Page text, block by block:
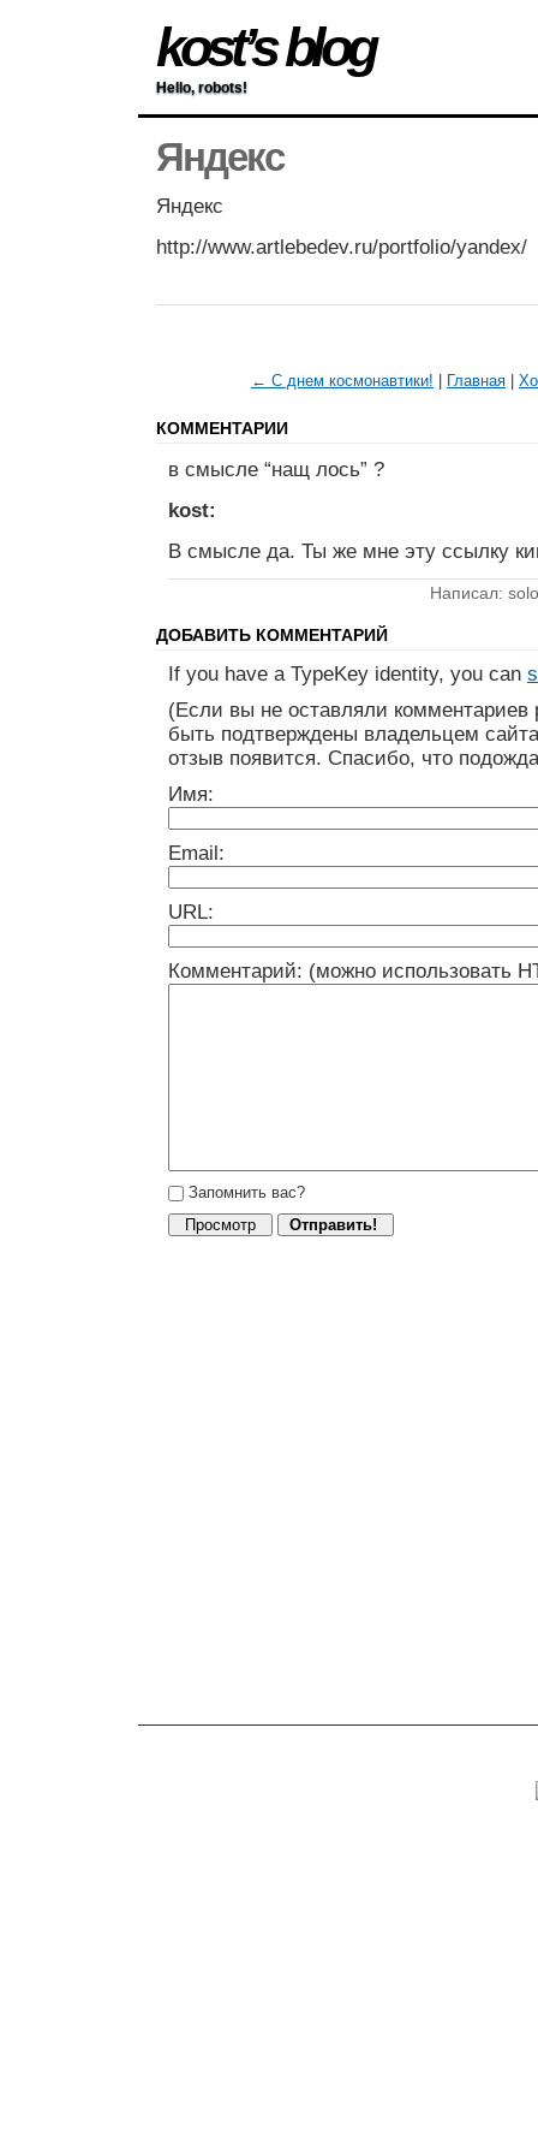
kost’s blog
Hello, robots!
Яндекс
Яндекс
http://www.artlebedev.ru/portfolio/yandex/
← С днем космонавтики! Главная
КОММЕНТАРИИ
в смысле “нащ лось” ?
kost:
В смысле да. Ты же мне эту ссылку
Написал:
ДОБАВИТЬ КОММЕНТАРИЙ
If you have a TypeKey identity, you can
(Если вы не оставляли
быть подтверждены владельцем
отзыв появится. Спасибо, что
Имя:
Email:
URL:
Комментарий: (можно использовать
Запомнить вас?